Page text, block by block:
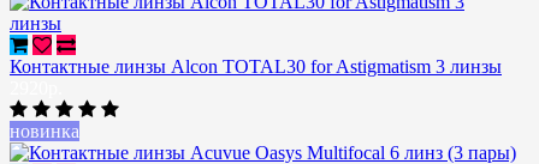
Контактные линзы Alcon TOTAL30 for Astigmatism 3 линзы
новинка